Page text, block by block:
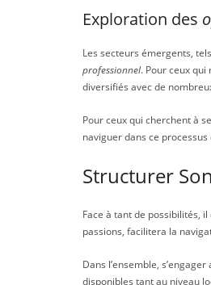
Exploration des
Les secteurs émergents,
professionnel. Pour ceux qui
diversifiés avec de
Pour ceux qui cherchent à
naviguer dans ce
Structurer Son
Face à tant de possibilités,
passions, facilitera la
Dans l’ensemble,
disponibles tant au niveau